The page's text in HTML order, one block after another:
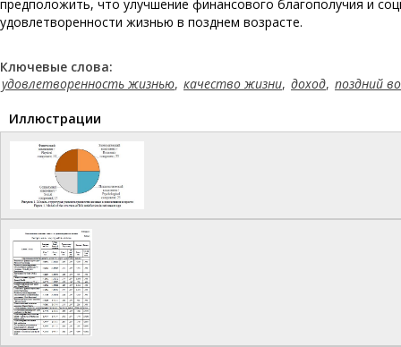
предположить, что улучшение финансового благополучия и
удовлетворенности жизнью в позднем возрасте.
Ключевые слова:
удовлетворенность жизнью, качество жизни, доход, поздний
Иллюстрации